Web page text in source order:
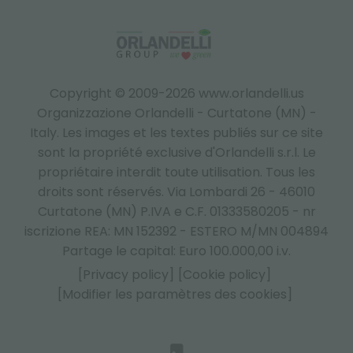
Copyright © 2009-2026 www.orlandelli.us
Organizzazione Orlandelli - Curtatone (MN) -
Italy. Les images et les textes publiés sur ce site
sont la propriété exclusive d'Orlandelli s.r.l. Le
propriétaire interdit toute utilisation. Tous les
droits sont réservés. Via Lombardi 26 - 46010
Curtatone (MN) P.IVA e C.F. 01333580205 - nr
iscrizione REA: MN 152392 - ESTERO M/MN 004894
Partage le capital: Euro 100.000,00 i.v.
[Privacy policy]
[Cookie policy]
[Modifier les paramètres des cookies]